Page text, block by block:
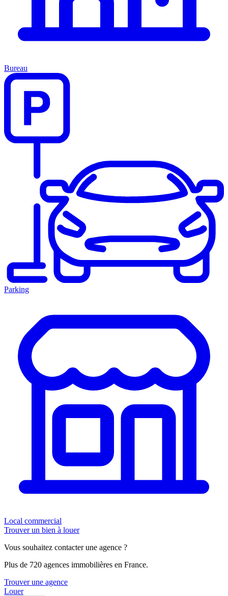
Bureau
Parking
Local commercial
Trouver un bien à louer
Vous souhaitez contacter une agence ?
Plus de 720 agences immobilières en France.
Trouver une agence
Louer